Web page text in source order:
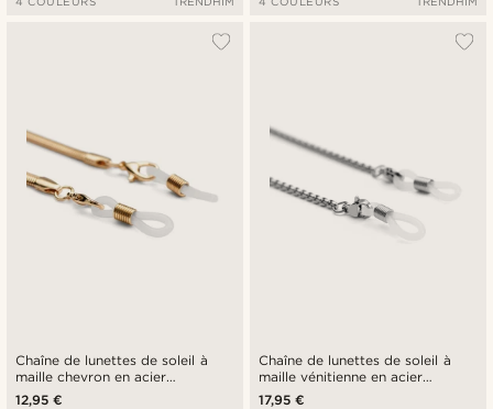
Chaîne de lunettes de soleil à
maille chevron en acier
inoxydable doré
12,95 €
Chaîne de lunettes de soleil à
maille vénitienne en acier
inoxydable argenté
17,95 €